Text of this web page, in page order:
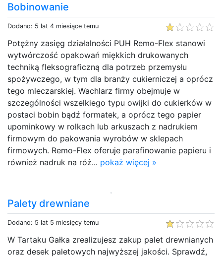
Bobinowanie
Dodano: 5 lat 4 miesiące temu
Potężny zasięg działalności PUH Remo-Flex stanowi
wytwórczość opakowań miękkich drukowanych
techniką fleksograficzną dla potrzeb przemysłu
spożywczego, w tym dla branży cukierniczej a oprócz
tego mleczarskiej. Wachlarz firmy obejmuje w
szczególności wszelkiego typu owijki do cukierków w
postaci bobin bądź formatek, a oprócz tego papier
upominkowy w rolkach lub arkuszach z nadrukiem
firmowym do pakowania wyrobów w sklepach
firmowych. Remo-Flex oferuje parafinowanie papieru i
również nadruk na róż... pokaż więcej »
Palety drewniane
Dodano: 5 lat 5 miesięcy temu
W Tartaku Gałka zrealizujesz zakup palet drewnianych
oraz desek paletowych najwyższej jakości. Sprawdź,